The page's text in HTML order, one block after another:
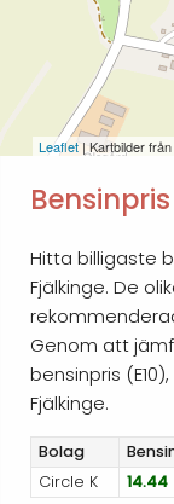
Leaflet | Kartbilder från
Hitta billigaste
Fjälkinge. De
Genom att
bensinpris
Fjälkinge.
Bolag
Circle K
14.44